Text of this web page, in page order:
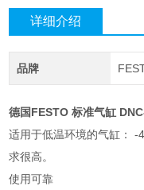
详细介绍
品牌
德国FESTO 标准气缸
适用于低温环境的气缸： -
求很高。
使用可靠